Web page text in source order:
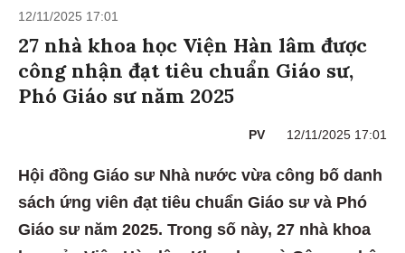
12/11/2025 17:01
27 nhà khoa học Viện Hàn lâm được
công nhận đạt tiêu chuẩn Giáo sư,
Phó Giáo sư năm 2025
PV 12/11/2025 17:01
Hội đồng Giáo sư Nhà nước vừa công bố danh
sách ứng viên đạt tiêu chuẩn Giáo sư và Phó
Giáo sư năm 2025. Trong số này, 27 nhà khoa